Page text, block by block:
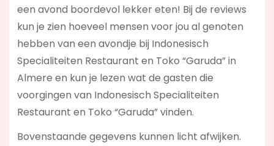
een avond boordevol lekker eten! Bij de reviews
kun je zien hoeveel mensen voor jou al genoten
hebben van een avondje bij Indonesisch
Specialiteiten Restaurant en Toko “Garuda” in
Almere en kun je lezen wat de gasten die
voorgingen van Indonesisch Specialiteiten
Restaurant en Toko “Garuda” vinden.
Bovenstaande gegevens kunnen licht afwijken.